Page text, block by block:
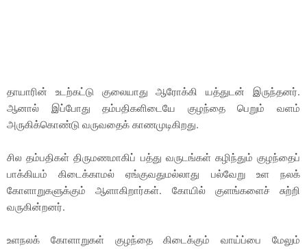
தாயாரின் உடற்கட்டு குலையாது ஆரோக்கி யத்துடன் இருந்தனர்.
ஆனால் இப்போது தம்பதிகளிடையே குழந்தை பெறும் வளம்
அருகிக்கொண்டு வருவதைக் காணமுடிகிறது.
சில தம்பதிகள் திருமணமாகிப் பத்து வருடங்கள் கழிந்தும் குழந்தைப்
பாக்கியம் கிடைக்காமல் ஏங்குவதுமல்லாது பல்வேறு உள நலக்
கோளாறுகளுக்கும் ஆளாகிறார்கள். கோயில் குளங்களைச் சுற்றி
வருகின்றனர்.
உளநலக் கோளாறுகள் குழந்தை கிடைக்கும் வாய்ப்பை மேலும்